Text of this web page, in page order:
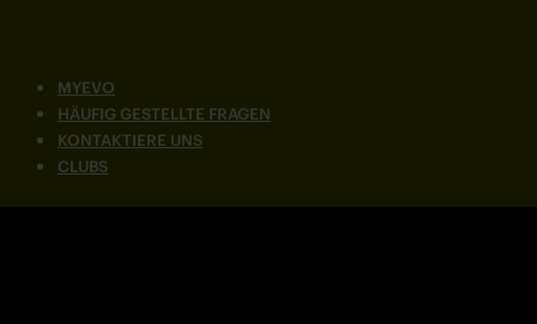
MYEVO
HÄUFIG GESTELLTE FRAGEN
KONTAKTIERE UNS
CLUBS